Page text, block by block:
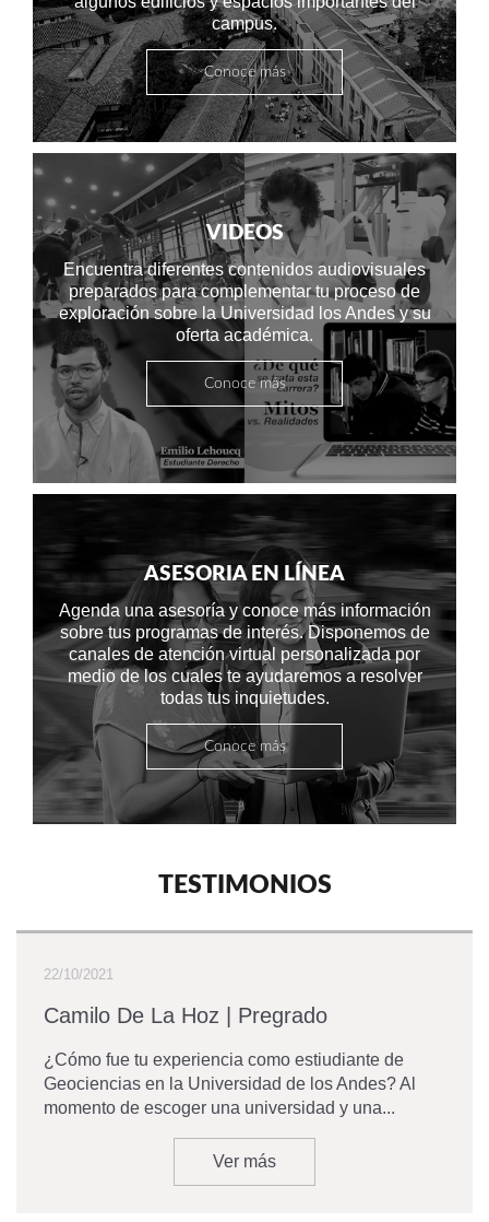
campus.
Conoce más
VIDEOS
Encuentra diferentes contenidos audiovisuales
preparados para complementar tu proceso de
exploración sobre la Universidad los Andes y su
oferta académica.
Conoce más
ASESORIA EN LÍNEA
Agenda una asesoría y conoce más información
sobre tus programas de interés. Disponemos de
canales de atención virtual personalizada por
medio de los cuales te ayudaremos a resolver
todas tus inquietudes.
Conoce más
TESTIMONIOS
Camilo De La Hoz | Pregrado
¿Cómo fue tu experiencia como estiudiante de
Geociencias en la Universidad de los Andes? Al
momento de escoger una universidad y una...
Ver más